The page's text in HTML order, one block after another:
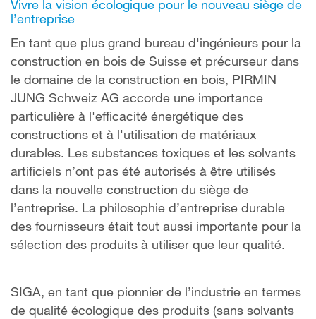
Vivre la vision écologique pour le nouveau siège de
l’entreprise
En tant que plus grand bureau d'ingénieurs pour la
construction en bois de Suisse et précurseur dans
le domaine de la construction en bois, PIRMIN
JUNG Schweiz AG accorde une importance
particulière à l'efficacité énergétique des
constructions et à l'utilisation de matériaux
durables. Les substances toxiques et les solvants
artificiels n’ont pas été autorisés à être utilisés
dans la nouvelle construction du siège de
l’entreprise. La philosophie d’entreprise durable
des fournisseurs était tout aussi importante pour la
sélection des produits à utiliser que leur qualité.
SIGA, en tant que pionnier de l’industrie en termes
de qualité écologique des produits (sans solvants